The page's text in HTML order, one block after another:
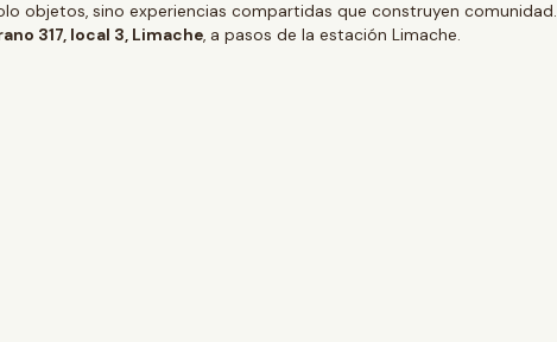
objetos, sino experiencias compartidas que construyen comunidad.
317, local 3, Limache, a pasos de la estación Limache.